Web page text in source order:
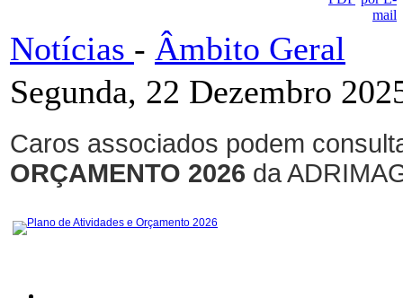
Notícias - Âmbito Geral
Segunda, 22 Dezembro
Caros associados podem
ORÇAMENTO 2026 da
Plano de Atividades e Orçamento 2026